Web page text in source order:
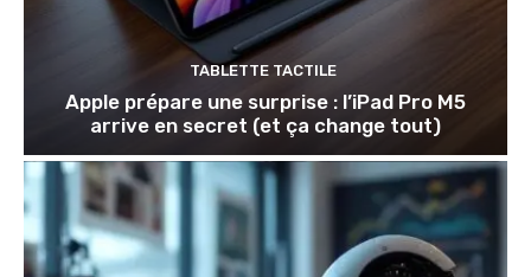
TABLETTE TACTILE
Apple prépare une surprise : l’iPad Pro M5
arrive en secret (et ça change tout)